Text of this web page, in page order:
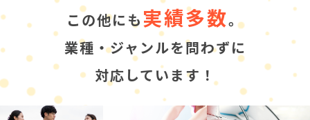
この他にも 実績多数。
業種・ジャンルを問わずに
対応しています！